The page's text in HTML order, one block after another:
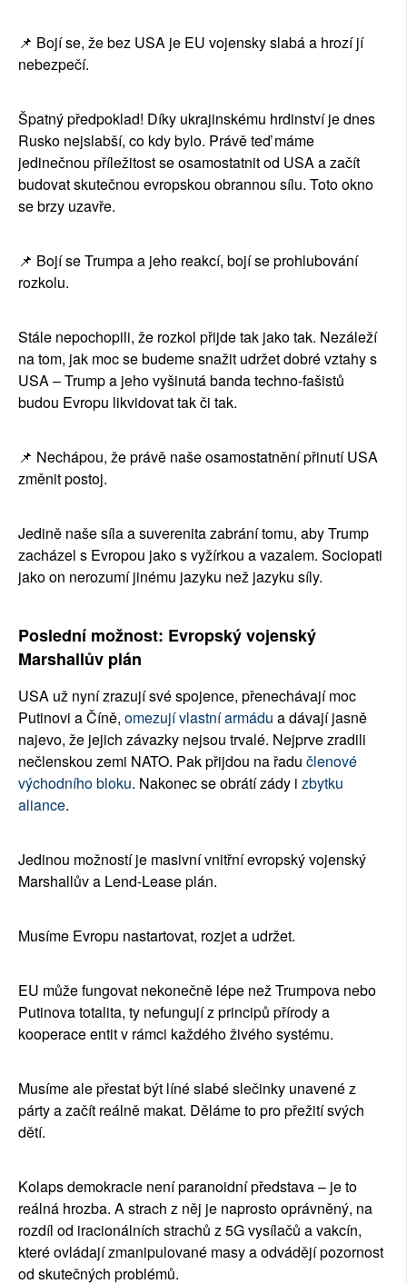
📌 Bojí se, že bez USA je EU vojensky slabá a hrozí jí
nebezpečí.
Špatný předpoklad! Díky ukrajinskému hrdinství je dnes
Rusko nejslabší, co kdy bylo. Právě teď máme
jedinečnou příležitost se osamostatnit od USA a začít
budovat skutečnou evropskou obrannou sílu. Toto okno
se brzy uzavře.
📌 Bojí se Trumpa a jeho reakcí, bojí se prohlubování
rozkolu.
Stále nepochopili, že rozkol přijde tak jako tak. Nezáleží
na tom, jak moc se budeme snažit udržet dobré vztahy s
USA – Trump a jeho vyšinutá banda techno-fašistů
budou Evropu likvidovat tak či tak.
📌 Nechápou, že právě naše osamostatnění přinutí USA
změnit postoj.
Jedině naše síla a suverenita zabrání tomu, aby Trump
zacházel s Evropou jako s vyžírkou a vazalem. Sociopati
jako on nerozumí jinému jazyku než jazyku síly.
Poslední možnost: Evropský vojenský
Marshallův plán
USA už nyní zrazují své spojence, přenechávají moc
Putinovi a Číně, omezují vlastní armádu a dávají jasně
najevo, že jejich závazky nejsou trvalé. Nejprve zradili
nečlenskou zemi NATO. Pak přijdou na řadu členové
východního bloku. Nakonec se obrátí zády i zbytku
aliance.
Jedinou možností je masivní vnitřní evropský vojenský
Marshallův a Lend-Lease plán.
Musíme Evropu nastartovat, rozjet a udržet.
EU může fungovat nekonečně lépe než Trumpova nebo
Putinova totalita, ty nefungují z principů přírody a
kooperace entit v rámci každého živého systému.
Musíme ale přestat být líné slabé slečinky unavené z
párty a začít reálně makat. Děláme to pro přežití svých
dětí.
Kolaps demokracie není paranoidní představa – je to
reálná hrozba. A strach z něj je naprosto oprávněný, na
rozdíl od iracionálních strachů z 5G vysílačů a vakcín,
které ovládají zmanipulované masy a odvádějí pozornost
od skutečných problémů.